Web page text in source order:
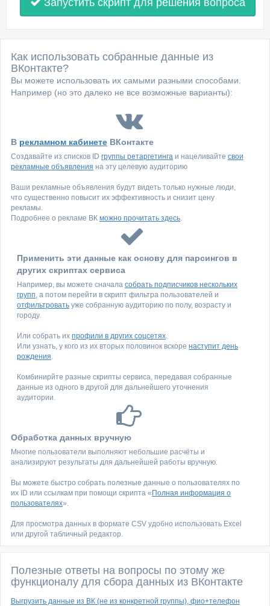
Запустить скрипт для решения вопроса
Как использовать собранные данные из
ВКонтакте?
Вы можете использовать их самыми разными способами.
Например (но это далеко не все возможные варианты):
В рекламном кабинете ВКонтакте
Создавайте из списков ID группы ретаргетинга и нацеливайте свои
рекламные объявления на эту целевую аудиторию
Ваши рекламные объявления будут видеть только нужные люди,
что существенно повысит их эффективность и снизит цену
рекламы.
Подробнее о рекламе ВК можно прочитать здесь.
Применить эти данные как основу для парсингов в
других скриптах сервиса
Например, вы можете сначала собрать подписчиков нескольких
групп, а потом перейти в скрипт фильтра пользователей и
отфильтровать уже собранную аудиторию по полу, возрасту и
городу.
Или собрать их профили в других соцсетях.
Или узнать, у кого из их вторых половинок вскоре наступит день
рождения.
Комбинирйте разные скрипты сервиса, передавая собранные
данные из одного в другой для дальнейшего уточнения
аудитории.
Обработка данных вручную
Многие пользователи выполняют небольшие расчёты и
анализируют результаты для дальнейшей работы вручную.
Вы можете быстро собрать полезные данные о пользователях по
их ID или ссылкам при помощи скрипта « Полная информация о
пользователях».
Для просмотра данных в формате CSV удобно использовать Excel
или другой табличный редактор.
Полезные ответы на вопросы по этому же
функционалу для сбора данных из ВКонтакте
Выгрузить данные из ВК (не из конкретной группы), фио+телефон